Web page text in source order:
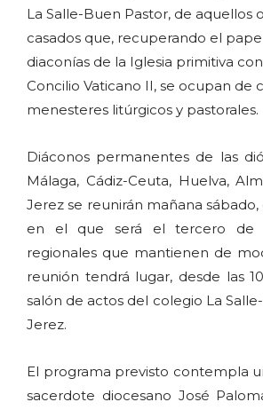
La Salle-Buen Pastor, de aquellos
casados que, recuperando el
diaconías de la Iglesia primitiva
Concilio Vaticano II, se ocupan de
menesteres litúrgicos y pastorales.
Diáconos permanentes de las
Málaga, Cádiz-Ceuta, Huelva,
Jerez se reunirán mañana sábado,
en el que será el tercero de
regionales que mantienen de
reunión tendrá lugar, desde las
salón de actos del colegio La
Jerez.
El programa previsto contempla
sacerdote diocesano José